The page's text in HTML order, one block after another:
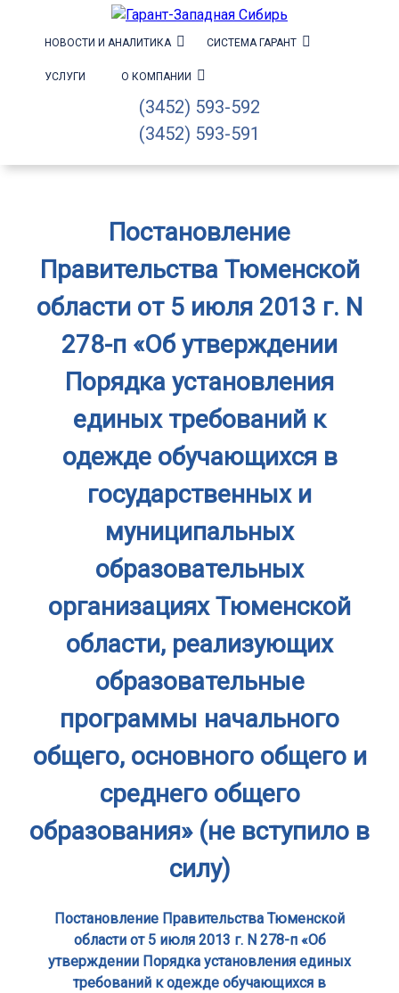
НОВОСТИ И АНАЛИТИКА СИСТЕМА ГАРАНТ
УСЛУГИ О КОМПАНИИ
(3452) 593-592
(3452) 593-591
Постановление
Правительства Тюменской
области от 5 июля 2013 г. N
278-п «Об утверждении
Порядка установления
единых требований к
одежде обучающихся в
государственных и
муниципальных
образовательных
организациях Тюменской
области, реализующих
образовательные
программы начального
общего, основного общего и
среднего общего
образования» (не вступило в
силу)
Постановление Правительства Тюменской
области от 5 июля 2013 г. N 278-п «Об
утверждении Порядка установления единых
требований к одежде обучающихся в